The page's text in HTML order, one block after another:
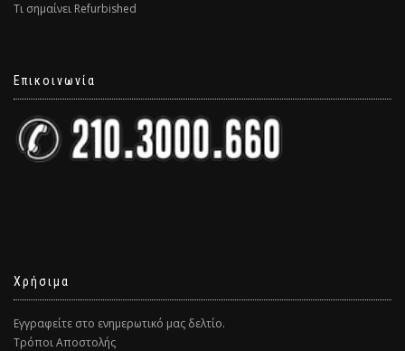
Τι σημαίνει Refurbished
Επικοινωνία
Χρήσιμα
Εγγραφείτε στο ενημερωτικό μας δελτίο.
Τρόποι Αποστολής